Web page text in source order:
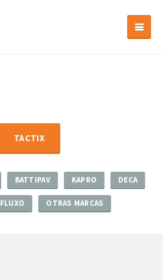
TACTIX
BATTIPAV KAPRO DECA
FLUXO OTRAS MARCAS